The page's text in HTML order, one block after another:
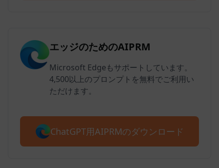
エッジのためのAIPRM
Microsoft Edgeもサポートしています。
4,500以上のプロンプトを無料でご利用い
ただけます。
ChatGPT用AIPRMのダウンロード